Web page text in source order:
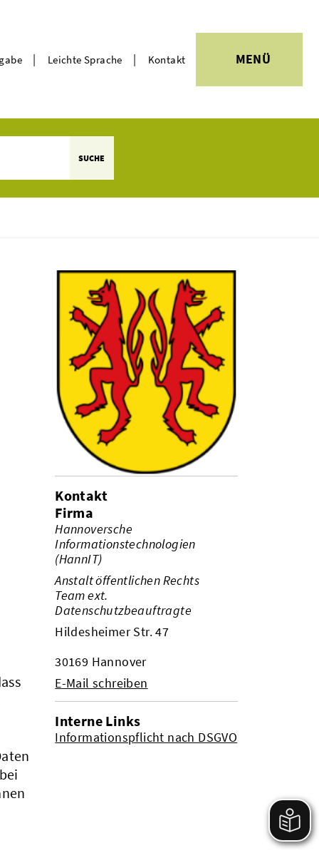
| Leichte Sprache | Kontakt MENÜ
SUCHE
Kontakt
Firma
Hannoversche
Informationstechnologien
(HannIT)
Anstalt öffentlichen Rechts
Team ext.
Datenschutzbeauftragte
Hildesheimer Str. 47
30169 Hannover
E-Mail schreiben
Interne Links
Informationspflicht nach DSGVO